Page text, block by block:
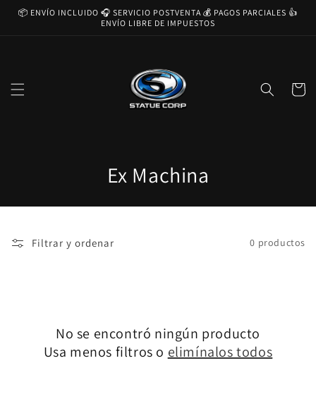
directamente
📦 ENVÍO INCLUIDO 🎧 SERVICIO POSTVENTA 💰 PAGOS PARCIALES 👍
ENVÍO LIBRE DE IMPUESTOS
Carrito
C
o
e
i
ó
Ex Machina
Filtrar y ordenar 0 productos
No se encontró ningún producto
Usa menos filtros o elimínalos todos